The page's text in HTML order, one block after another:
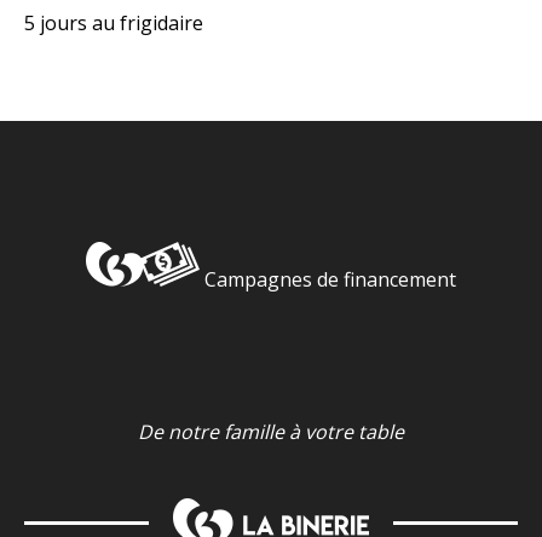
5 jours au frigidaire
Campagnes de financement
De notre famille à votre table